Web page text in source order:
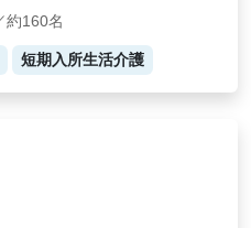
約160名
短期入所生活介護